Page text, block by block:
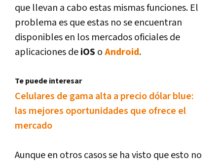
que llevan a cabo estas mismas funciones. El
problema es que estas no se encuentran
disponibles en los mercados oficiales de
aplicaciones deiOS oAndroid.
Te puede interesar
Celulares de gama alta a precio dólar blue:
las mejores oportunidades que ofrece el
mercado
Aunque en otros casos se ha visto que esto no